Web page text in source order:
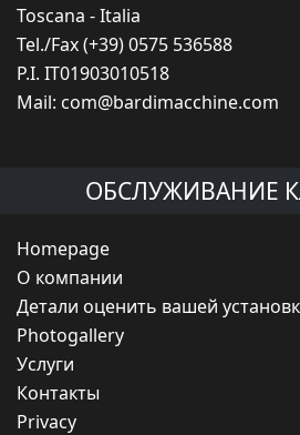
Toscana - Italia
Tel./Fax (+39) 0575 536588
P.I. IT01903010518
Mail: com@bardimacchine.com
ОБСЛУЖИВАНИЕ
Homepage
O компании
Детали оценить вашей
Photogallery
Услуги
Контакты
Privacy